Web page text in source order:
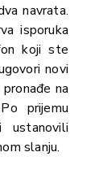
navrata.
isporuka
koji ste
novi
na
prijemu
ustanovili
slanju.